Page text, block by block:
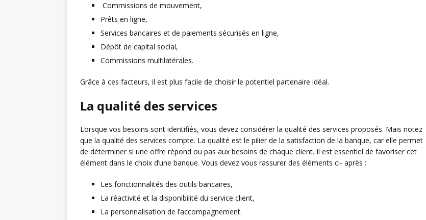
Commissions de mouvement,
Prêts en ligne,
Services bancaires et de paiements sécurisés en ligne,
Dépôt de capital social,
Commissions multilatérales.
Grâce à ces facteurs, il est plus facile de choisir le potentiel partenaire idéal.
La qualité des services
Lorsque vos besoins sont identifiés, vous devez considérer la qualité des services proposés. Mais notez
que la qualité des services compte. La qualité est le pilier de la satisfaction de la banque, car elle permet
de déterminer si une offre répond ou pas aux besoins de chaque client. Il est essentiel de favoriser cet
élément dans le choix d’une banque. Vous devez vous rassurer des éléments ci- après :
Les fonctionnalités des outils bancaires,
La réactivité et la disponibilité du service client,
La personnalisation de l’accompagnement.